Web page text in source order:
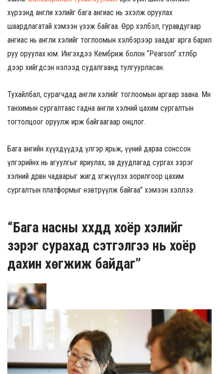
хүрээнд англи хэлийг бага ангиас нь эхэлж оруулах
шаардлагатай хэмээн үзэж байгаа. Өөрөөр хэлбэл, гуравдугаар
ангиас нь англи хэлийг тоглоомын хэлбэрээр заадаг арга барил
руу оруулах юм. Ингэхдээ Кембриж болон “Pearson” хөтөлбөр
дээр хийгдсэн нэлээд судалгаанд тулгуурласан.
Тухайлбал, сурагчдад англи хэлийг тоглоомын аргаар заана. Мөн
танхимын сургалтаас гадна англи хэлний цахим сургалтын
тогтолцоог оруулж ирж байгаагаар онцлог.
Бага ангийн хүүхдүүдэд үлгэр ярьж, үүний дараа сонссон
үлгэрийнх нь агуулгыг яриулах, зөв дуудлагад сургах зэрэг
хэлний дөрвөн чадварыг жигд хөгжүүлэх зорилгоор цахим
сургалтын платформыг нэвтрүүлж байгаа” хэмээн хэллээ.
“Бага насны хүүхдүүд хоёр хэлийг
зэрэг сурахад сэтгэлгээ нь хоёр
дахин хөгжиж байдаг”